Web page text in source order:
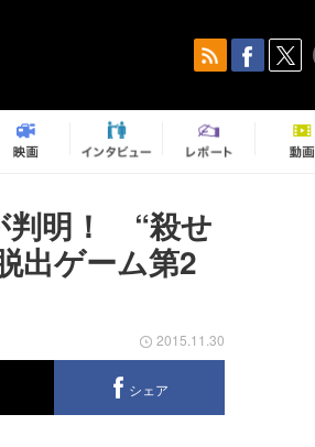
判明！ “殺せ
出ゲーム第2
2015.11.30
シェア